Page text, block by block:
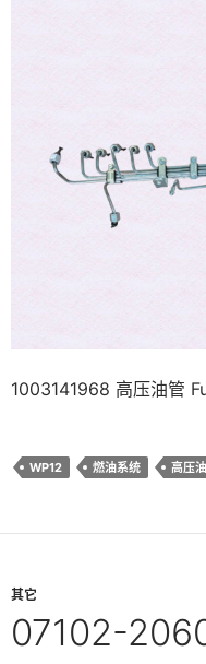
1003141968 高压油管
WP12 燃油系统 高压
其它
07102-